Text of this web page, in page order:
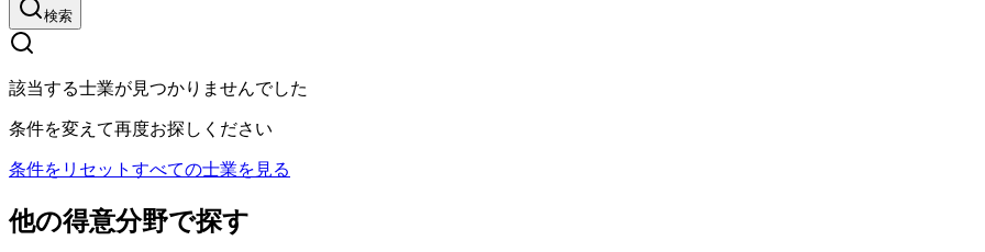
検索
該当する士業が見つかりませんでした
条件を変えて再度お探しください
条件をリセット すべての士業を見る
他の得意分野で探す